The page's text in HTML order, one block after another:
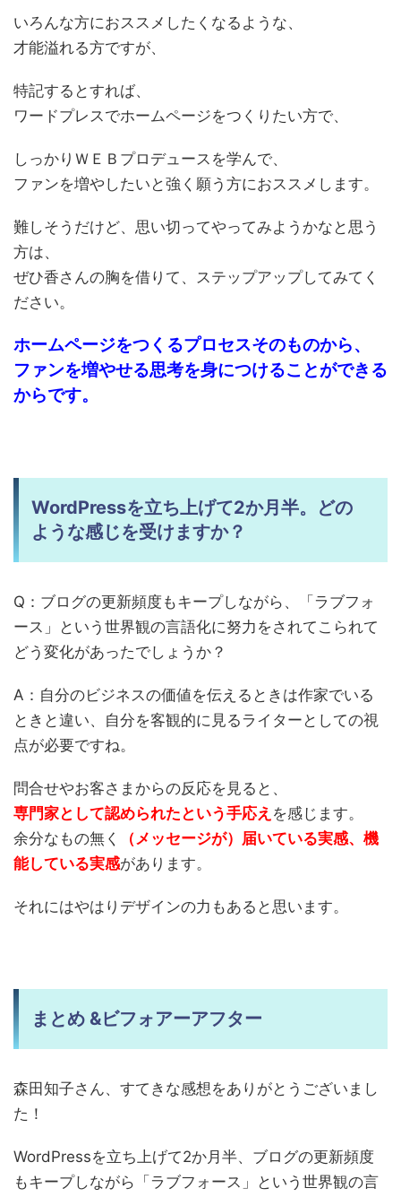
いろんな方におススメしたくなるような、
才能溢れる方ですが、
特記するとすれば、
ワードプレスでホームページをつくりたい方で、
しっかりＷＥＢプロデュースを学んで、
ファンを増やしたいと強く願う方におススメします。
難しそうだけど、思い切ってやってみようかなと思う
方は、
ぜひ香さんの胸を借りて、ステップアップしてみてく
ださい。
ホームページをつくるプロセスそのものから、
ファンを増やせる思考を身につけることができる
からです。
WordPressを立ち上げて2か月半。どの
ような感じを受けますか？
Q：ブログの更新頻度もキープしながら、「ラブフォ
ース」という世界観の言語化に努力をされてこられて
どう変化があったでしょうか？
A：自分のビジネスの価値を伝えるときは作家でいる
ときと違い、自分を客観的に見るライターとしての視
点が必要ですね。
問合せやお客さまからの反応を見ると、
専門家として認められたという手応え を感じます。
余分なもの無く
（メッセージが）届いている実感、機
能している実感があります。
それにはやはりデザインの力もあると思います。
まとめ &ビフォアーアフター
森田知子さん、すてきな感想をありがとうございまし
た！
WordPressを立ち上げて2か月半、ブログの更新頻度
もキープしながら「ラブフォース」という世界観の言